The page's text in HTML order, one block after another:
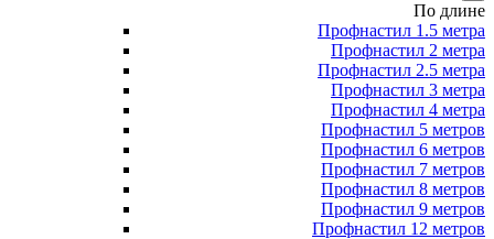
По длине
Профнастил 1.5 метра
Профнастил 2 метра
Профнастил 2.5 метра
Профнастил 3 метра
Профнастил 4 метра
Профнастил 5 метров
Профнастил 6 метров
Профнастил 7 метров
Профнастил 8 метров
Профнастил 9 метров
Профнастил 12 метров